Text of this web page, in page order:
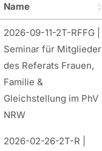
Leistungen & Service
Presse
Recht
Name
2026-09-11-2T-RFFG |
Seminar für Mitglieder
des Referats Frauen,
Familie &
Gleichstellung im PhV
NRW
2026-02-26-2T-R |